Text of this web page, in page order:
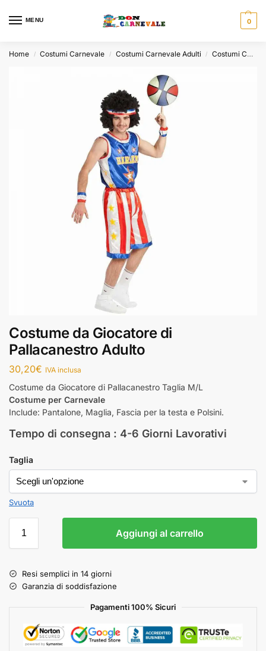
MENU 0
Home / Costumi Carnevale / Costumi Carnevale Adulti / Costumi Carnevale Uomo
Costume da Giocatore di
Pallacanestro Adulto
30,20€ IVA inclusa
Costume da Giocatore di Pallacanestro Taglia M/L
Costume per Carnevale
Include: Pantalone, Maglia, Fascia per la testa e Polsini.
Tempo di consegna : 4-6 Giorni Lavorativi
Taglia
Svuota
Aggiungi al carrello
Resi semplici in 14 giorni
Garanzia di soddisfazione
Pagamenti 100% Sicuri